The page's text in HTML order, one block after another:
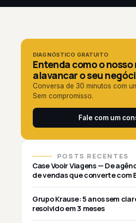
DIAGNÓSTICO GRATUITO
Entenda como o
alavancar o seu
Conversa de 30 minutos com
Sem compromisso.
Fale com um
POSTS RECENTES
Case Vooir Viagens — De
de vendas que converte com
Grupo Krause: 5 anos sem
resolvido em 3 meses